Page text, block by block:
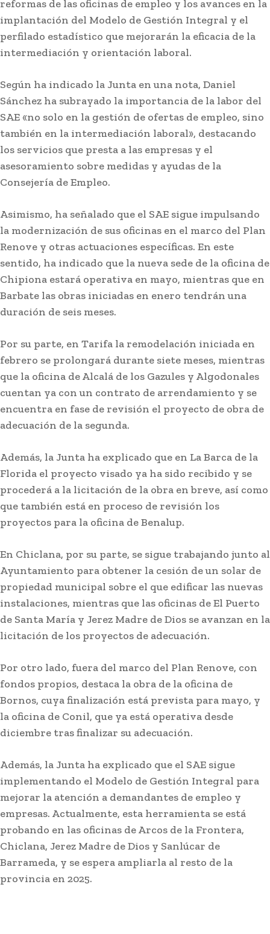
El Cádiz CF muestra su mejor
versión y vence 2-0 al
Granada en pretemporada
Lo más leído
Deportes
Javier Tebas, contra la FIFA: «Pedir perdón no
sustituye a rendir cuentas»
Actualidad
Denunciada una discoteca de Rota por doblar
su aforo máximo y tener bloqueadas dos
salidas de emergencia
with our subscription deal! SUBSCRIBE
Actualidad
Javier Tebas, contra la FIFA:
«Pedir perdón no sustituye a
rendir cuentas»
Agosto 7, 2026
El presidente de LaLiga, Javier Tebas, cargó este viernes
reformas de las oficinas de empleo y los avances en la
implantación del Modelo de Gestión Integral y el
perfilado estadístico que mejorarán la eficacia de la
intermediación y orientación laboral.
Según ha indicado la Junta en una nota, Daniel
Sánchez ha subrayado la importancia de la labor del
SAE «no solo en la gestión de ofertas de empleo, sino
también en la intermediación laboral», destacando
los servicios que presta a las empresas y el
asesoramiento sobre medidas y ayudas de la
Consejería de Empleo.
Asimismo, ha señalado que el SAE sigue impulsando
la modernización de sus oficinas en el marco del Plan
Renove y otras actuaciones específicas. En este
sentido, ha indicado que la nueva sede de la oficina de
Chipiona estará operativa en mayo, mientras que en
Barbate las obras iniciadas en enero tendrán una
duración de seis meses.
Por su parte, en Tarifa la remodelación iniciada en
febrero se prolongará durante siete meses, mientras
que la oficina de Alcalá de los Gazules y Algodonales
cuentan ya con un contrato de arrendamiento y se
encuentra en fase de revisión el proyecto de obra de
adecuación de la segunda.
Además, la Junta ha explicado que en La Barca de la
Florida el proyecto visado ya ha sido recibido y se
procederá a la licitación de la obra en breve, así como
que también está en proceso de revisión los
proyectos para la oficina de Benalup.
En Chiclana, por su parte, se sigue trabajando junto al
Ayuntamiento para obtener la cesión de un solar de
propiedad municipal sobre el que edificar las nuevas
instalaciones, mientras que las oficinas de El Puerto
de Santa María y Jerez Madre de Dios se avanzan en la
licitación de los proyectos de adecuación.
Por otro lado, fuera del marco del Plan Renove, con
fondos propios, destaca la obra de la oficina de
Bornos, cuya finalización está prevista para mayo, y
la oficina de Conil, que ya está operativa desde
diciembre tras finalizar su adecuación.
Además, la Junta ha explicado que el SAE sigue
implementando el Modelo de Gestión Integral para
mejorar la atención a demandantes de empleo y
empresas. Actualmente, esta herramienta se está
probando en las oficinas de Arcos de la Frontera,
Chiclana, Jerez Madre de Dios y Sanlúcar de
Barrameda, y se espera ampliarla al resto de la
provincia en 2025.